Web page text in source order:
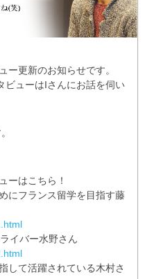
ー更新のお知らせです。
ビューはIさんにお話を伺い
ーはこちら！
にフランス留学を目指す藤
イバー水野さん
して活躍されている木村さ